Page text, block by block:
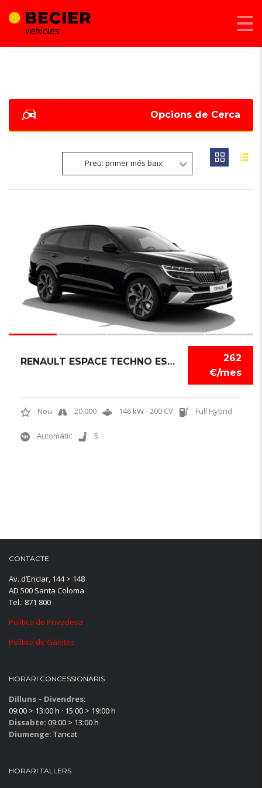
Opcions de Cerca
Preu: primer més baix
262
€/mes
RENAULT ESPACE TECHNO ESPRIT ALPINE
Nou 20.000 146 kW - 200 CV Full Hybrid
Automàtic 5
CONTACTE
Av. d’Enclar, 144 > 148
AD 500 Santa Coloma
Tel.: 871 800
Política de Privadesa
Política de Galetes
HORARI CONCESSIONARIS
Dilluns – Divendres:
09:00 > 13:00 h · 15:00 > 19:00 h
Dissabte: 09:00 > 13:00 h
Diumenge: Tancat
HORARI TALLERS